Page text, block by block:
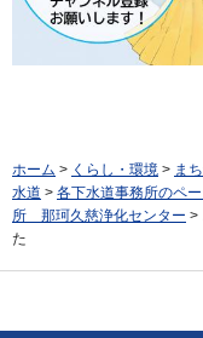
ホーム > くらし・環境 > ま
水道 > 各下水道事務所のペ
所 那珂久慈浄化センター >
た